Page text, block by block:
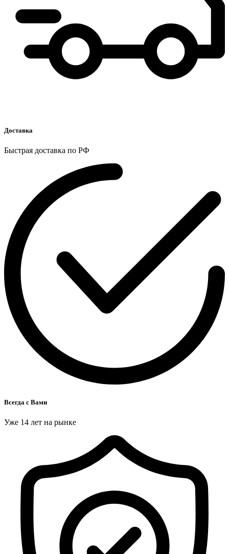
Доставка
Быстрая доставка по РФ
Всегда с Вами
Уже 14 лет на рынке